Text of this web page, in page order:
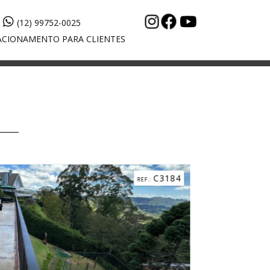
(12) 99752-0025
PARA CLIENTES
C5268